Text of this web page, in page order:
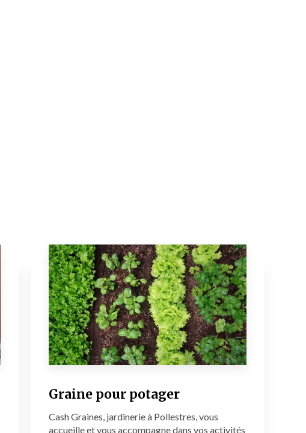
Graine pour potager
Cash Graines, jardinerie à Pollestres, vous
accueille et vous accompagne dans vos activités